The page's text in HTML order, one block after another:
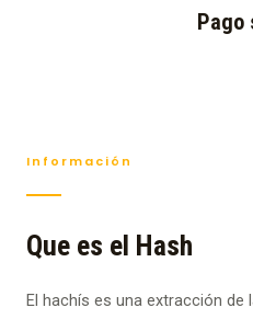
Pago
Información
Que es el Hash
El hachís es una extracción de